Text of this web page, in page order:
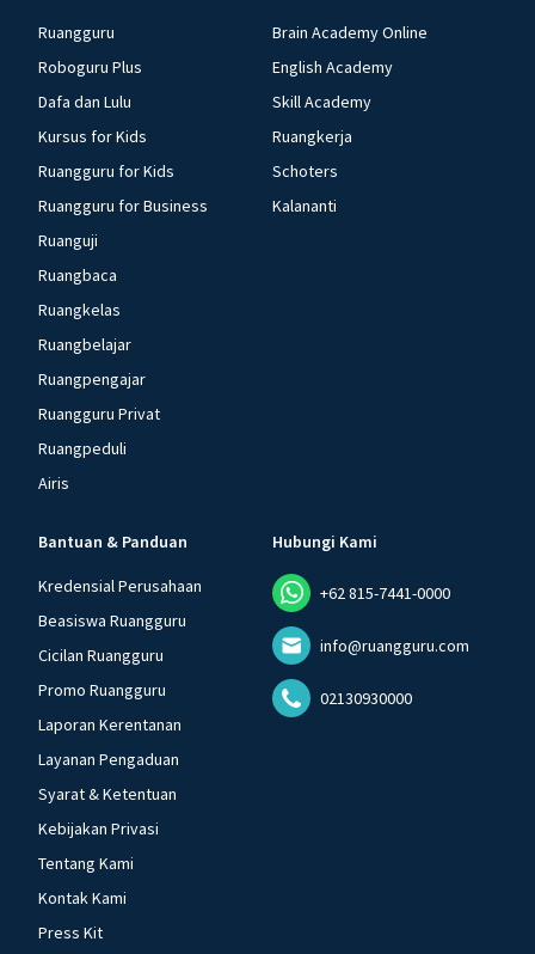
Ruangguru
Roboguru Plus
Dafa dan Lulu
Kursus for Kids
Ruangguru for Kids
Ruangguru for Business
Ruanguji
Ruangbaca
Ruangkelas
Ruangbelajar
Ruangpengajar
Ruangguru Privat
Ruangpeduli
Airis
Brain Academy Online
English Academy
Skill Academy
Ruangkerja
Schoters
Kalananti
Bantuan & Panduan
Kredensial Perusahaan
Beasiswa Ruangguru
Cicilan Ruangguru
Promo Ruangguru
Laporan Kerentanan
Layanan Pengaduan
Syarat & Ketentuan
Kebijakan Privasi
Tentang Kami
Kontak Kami
Press Kit
Hubungi Kami
+62 815-7441-0000
info@ruangguru.com
02130930000